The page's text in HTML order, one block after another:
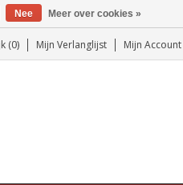
(0) Mijn Verlanglijst Mijn Account
Nee Meer over cookies »